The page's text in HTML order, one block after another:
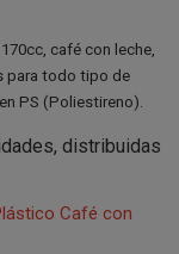
café con leche,
para todo tipo de
PS (Poliestireno).
distribuidas
Café con